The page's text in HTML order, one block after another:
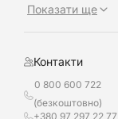
Показати ще
Контакти
0 800 600 722
(безкоштовно)
+380 97 297 22 77